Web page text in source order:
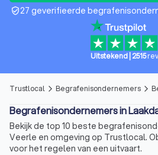
verified_user27 geverifieerde
Uitstekend 2515
Trustlocal arrow_forward_ios Begrafenisondernemers arrow_forward_ios
Begrafenisondernemers in
Bekijk de top 10 beste
Veerle en omgeving op Trustlocal.
voor het regelen van een uitvaart.